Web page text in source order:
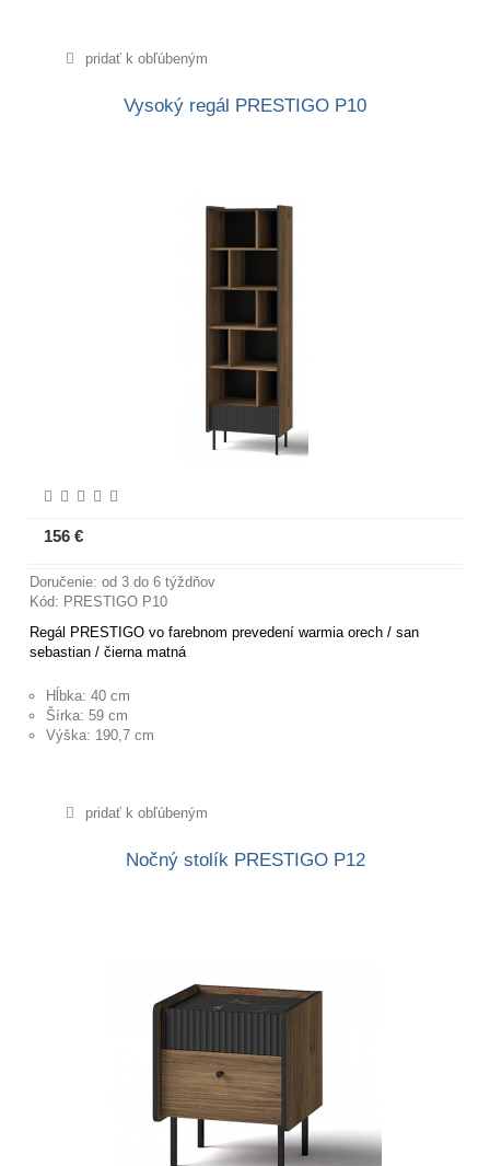
pridať k obľúbeným
Vysoký regál PRESTIGO P10
156 €
Doručenie: od 3 do 6 týždňov
Kód: PRESTIGO P10
Regál PRESTIGO vo farebnom prevedení warmia orech / san
sebastian / čierna matná
Hĺbka: 40 cm
Šírka: 59 cm
Výška: 190,7 cm
pridať k obľúbeným
Nočný stolík PRESTIGO P12